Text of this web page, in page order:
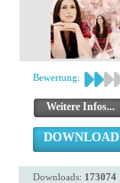
Bewertung:
Weitere Infos...
DOWNLOAD
Downloads: 173074